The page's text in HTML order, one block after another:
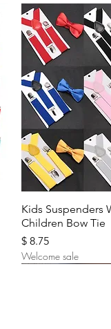
Kids Suspenders
Children Bow Tie
Prix
$ 8.75
Welcome sale